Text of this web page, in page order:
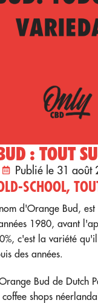
: TOUT
Publié le 31 août
SCHOOL,
d'Orange Bud,
1980, avant
c'est la variété
des années.
Bud de Dutch
shops